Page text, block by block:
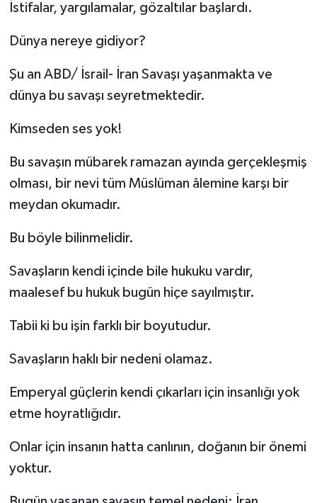
İstifalar, yargılamalar, gözaltılar başlardı.
Dünya nereye gidiyor?
Şu an ABD/ İsrail- İran Savaşı yaşanmakta ve
dünya bu savaşı seyretmektedir.
Kimseden ses yok!
Bu savaşın mübarek ramazan ayında gerçekleşmiş
olması, bir nevi tüm Müslüman âlemine karşı bir
meydan okumadır.
Bu böyle bilinmelidir.
Savaşların kendi içinde bile hukuku vardır,
maalesef bu hukuk bugün hiçe sayılmıştır.
Tabii ki bu işin farklı bir boyutudur.
Savaşların haklı bir nedeni olamaz.
Emperyal güçlerin kendi çıkarları için insanlığı yok
etme hoyratlığıdır.
Onlar için insanın hatta canlının, doğanın bir önemi
yoktur.